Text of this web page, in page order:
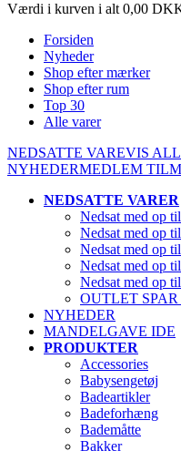
Værdi i kurven i alt 0,00
Forsiden
Nyheder
Shop efter mærker
Shop efter rum
Top 30
Alle varer
NEDSATTE VAREVIS
NYHEDERMEDLEM
NEDSATTE VARER
Nedsat med op
Nedsat med op
Nedsat med op
Nedsat med op
Nedsat med op
OUTLET
NYHEDER
MANDELGAVE IDE
PRODUKTER
Accessories
Babysengetøj
Badeartikler
Badeforhæng
Bademåtte
Bakker